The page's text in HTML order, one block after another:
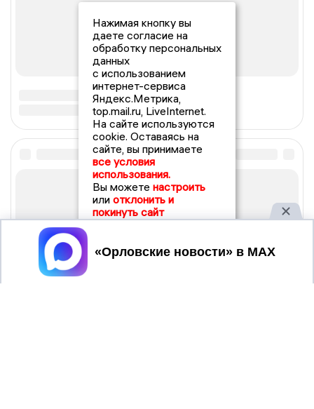
Нажимая кнопку вы
даете согласие на
обработку персональных
данных
с использованием
интернет-сервиса
Яндекс.Метрика,
top.mail.ru, LiveInternet.
На сайте используются
cookie. Оставаясь на
сайте, вы принимаете
все условия
использования.
Вы можете настроить
или отклонить и
покинуть сайт
Принять